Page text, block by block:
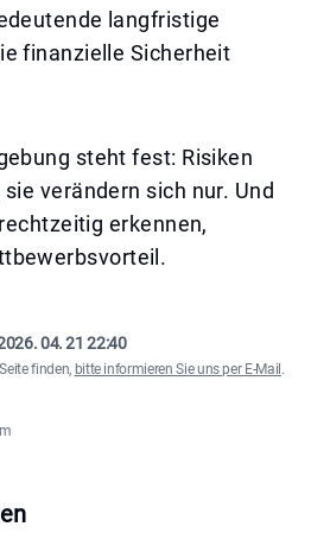
langfristige
finanzielle Sicherheit
steht fest: Risiken
verändern sich nur. Und
erkennen,
04. 21 22:40
finden, bitte informieren Sie uns per E-Mail .